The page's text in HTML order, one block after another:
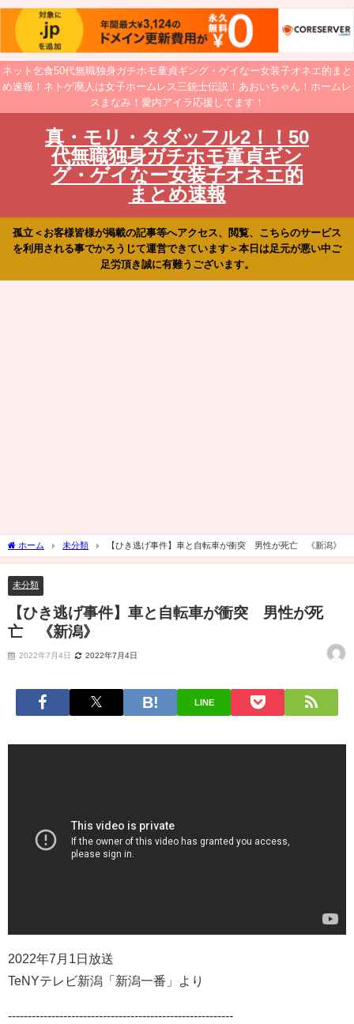
ネット乞食50代無職独身ガチホモ童貞ギング・ゲイなー女装子オネエ的まと
め速報！ネトゲ廃人は女子ホームレス三銃士伝説！あおいちゃん！ホームレ
スまなみ！愛内アイラ応援してます！
真・モリ・タダッフル2！！50
代無職独身ガチホモ童貞ギン
グ・ゲイなー女装子オネエ的
まとめ速報
孤立＜お客様皆様が掲載の記事等へアクセス、閲覧、こちらのサービス
を利用される事でかろうじて運営できています＞本日は足元が悪い中ご
足労頂き誠に有難うございます。
ホーム 未分類 【ひき逃げ事件】車と自転車が衝突 男性が死亡 《新潟》
未分類
【ひき逃げ事件】車と自転車が衝突 男性が死
亡 《新潟》
2022年7月4日 2022年7月4日
LINE
2022年7月1日放送
TeNYテレビ新潟「新潟一番」より
---------------------------------------------------------